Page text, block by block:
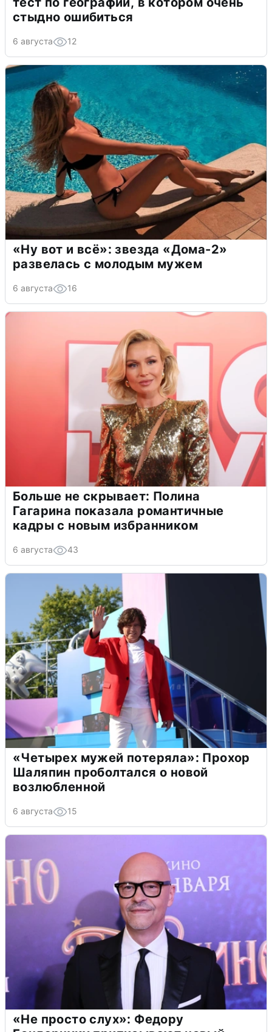
стыдно ошибиться
6 августа 12
«Ну вот и всё»: звезда «Дома-2»
развелась с молодым мужем
6 августа 16
Больше не скрывает: Полина
Гагарина показала романтичные
кадры с новым избранником
6 августа 43
«Четырех мужей потеряла»: Прохор
Шаляпин проболтался о новой
возлюбленной
6 августа 15
«Не просто слух»: Федору